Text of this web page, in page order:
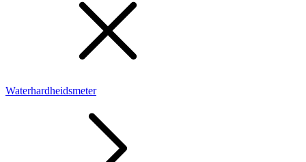
Waterhardheidsmeter